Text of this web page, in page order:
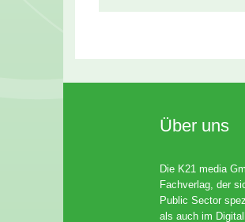
Über uns
Die K21 media
Fachverlag, der
Public Sector
als auch im